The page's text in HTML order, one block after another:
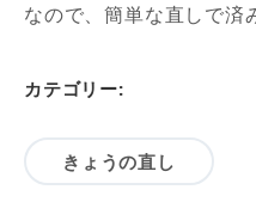
なので、簡単な直しで済
カテゴリー:
きょうの直し